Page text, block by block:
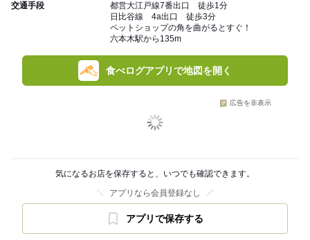
交通手段
都営大江戸線7番出口 徒歩1分
日比谷線 4a出口 徒歩3分
ペットショップの角を曲がるとすぐ！
六本木駅から135m
食べログアプリで地図を開く
広告を非表示
気になるお店を保存すると、いつでも確認できます。
アプリなら会員登録なし
アプリで保存する